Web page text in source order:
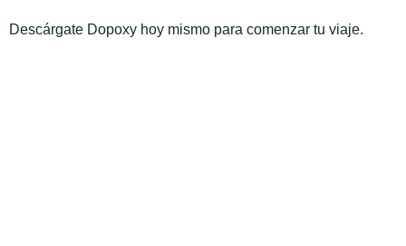
Descárgate Dopoxy hoy mismo para comenzar tu viaje.